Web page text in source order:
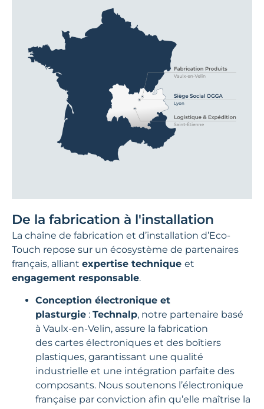
De la fabrication à l'installation
La chaîne de fabrication et d’installation d’Eco-
Touch repose sur un écosystème de partenaires
français, alliant expertise technique et
engagement responsable.
Conception électronique et
plasturgie : Technalp, notre partenaire basé
à Vaulx-en-Velin, assure la fabrication
des cartes électroniques et des boîtiers
plastiques, garantissant une qualité
industrielle et une intégration parfaite des
composants. Nous soutenons l’électronique
française par conviction afin qu’elle maîtrise la